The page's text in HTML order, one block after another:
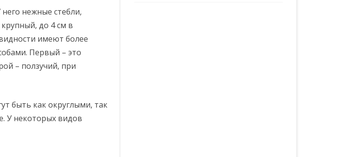
нежные стебли,
до 4 см в
имеют более
Первый – это
– ползучий, при
быть как округлыми, так
У некоторых видов